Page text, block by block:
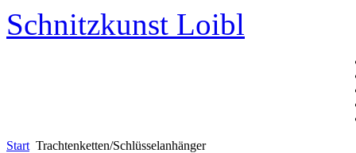
Schnitzkunst Loibl
Start Trachtenketten/Schlüsselanhänger